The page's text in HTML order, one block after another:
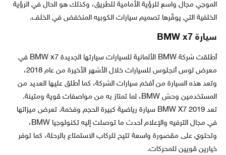
الموجي مجال واسع للرؤية الأمامية للطريق، وكذلك هو الحال في الرؤية
الخلفية التي يوفّرها تصميم سيارات الكوبيه المنخفض في الخلف.
سيارة BMW x7
أطلقت شركة BMW الألمانية للسيارات سيارتها الجديدة BMW x7 في
معرض لوس أنجلوس للسيارات خلال الأشهر الأخيرة من عام 2018،
وتعد هذه السيارة من أفخم سيارات الشركة، كما أطلق عليها العديد من
المستخدمين وحش BMW، لما تمتاز به من مواصفات قوية ومتينة.
تعد BMW X7 2019 سيارة رياضية كبيرة الحجم وفخمة. تعرض ميزاتها
في مجال الترفيه والإعلام أحدث ما توصلت إليه تكنولوجيا BMW،
وتحتوي على مقصورة واسعة تتيح للركاب الاستمتاع بالرحلة، كما توفر
خيارين قويين للمحركات.